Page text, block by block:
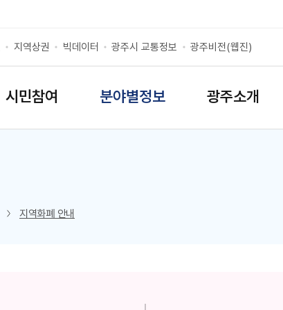
지역상권 빅데이터 광주시 교통정보 광주비전(웹진)
시민참여 분야별정보 광주소개
지역화폐 안내